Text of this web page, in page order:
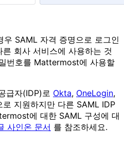
SAML 자격 증명으로 로그인
회사 서비스에 사용하는 것
번호를 Mattermost에 사용할
급자(IDP)로 Okta, OneLogin,
지원하지만 다른 SAML IDP
에 대한 SAML 구성에 대
사인온 문서 를 참조하세요.